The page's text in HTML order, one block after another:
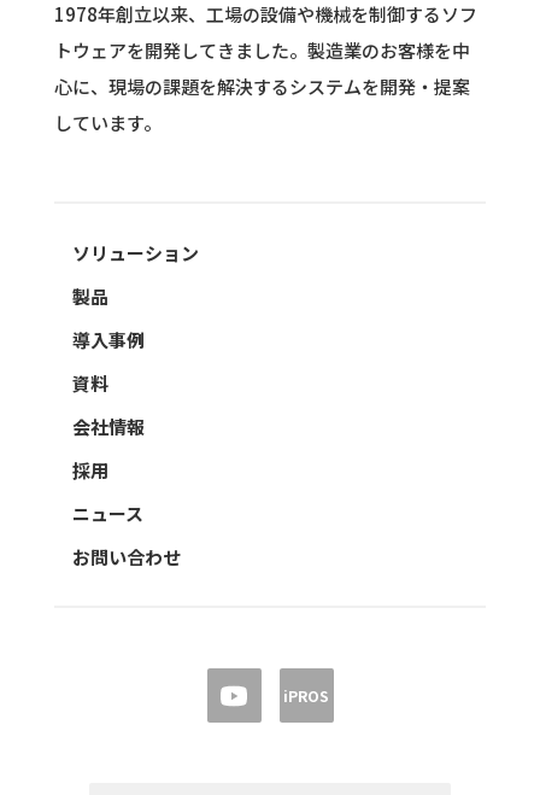
1978年創立以来、工場の設備や機械を制御するソフ
トウェアを開発してきました。 製造業のお客様を中
心に、現場の課題を解決するシステムを開発・提案
しています。
ソリューション
製品
導入事例
資料
会社情報
採用
ニュース
お問い合わせ
iPROS